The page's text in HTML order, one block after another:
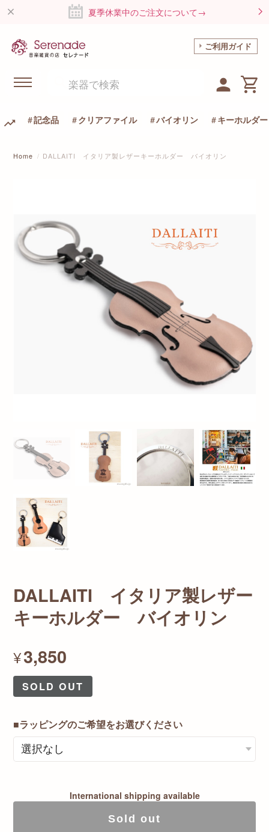
夏季休業中のご注文について→
ご利用ガイド
記念品 クリアファイル バイオリン キーホルダー
Home DALLAITI イタリア製レザーキーホルダー バイオリン
DALLAITI イタリア製レザー
キーホルダー バイオリン
¥3,850
SOLD OUT
■ラッピングのご希望をお選びください
International shipping available
Sold out